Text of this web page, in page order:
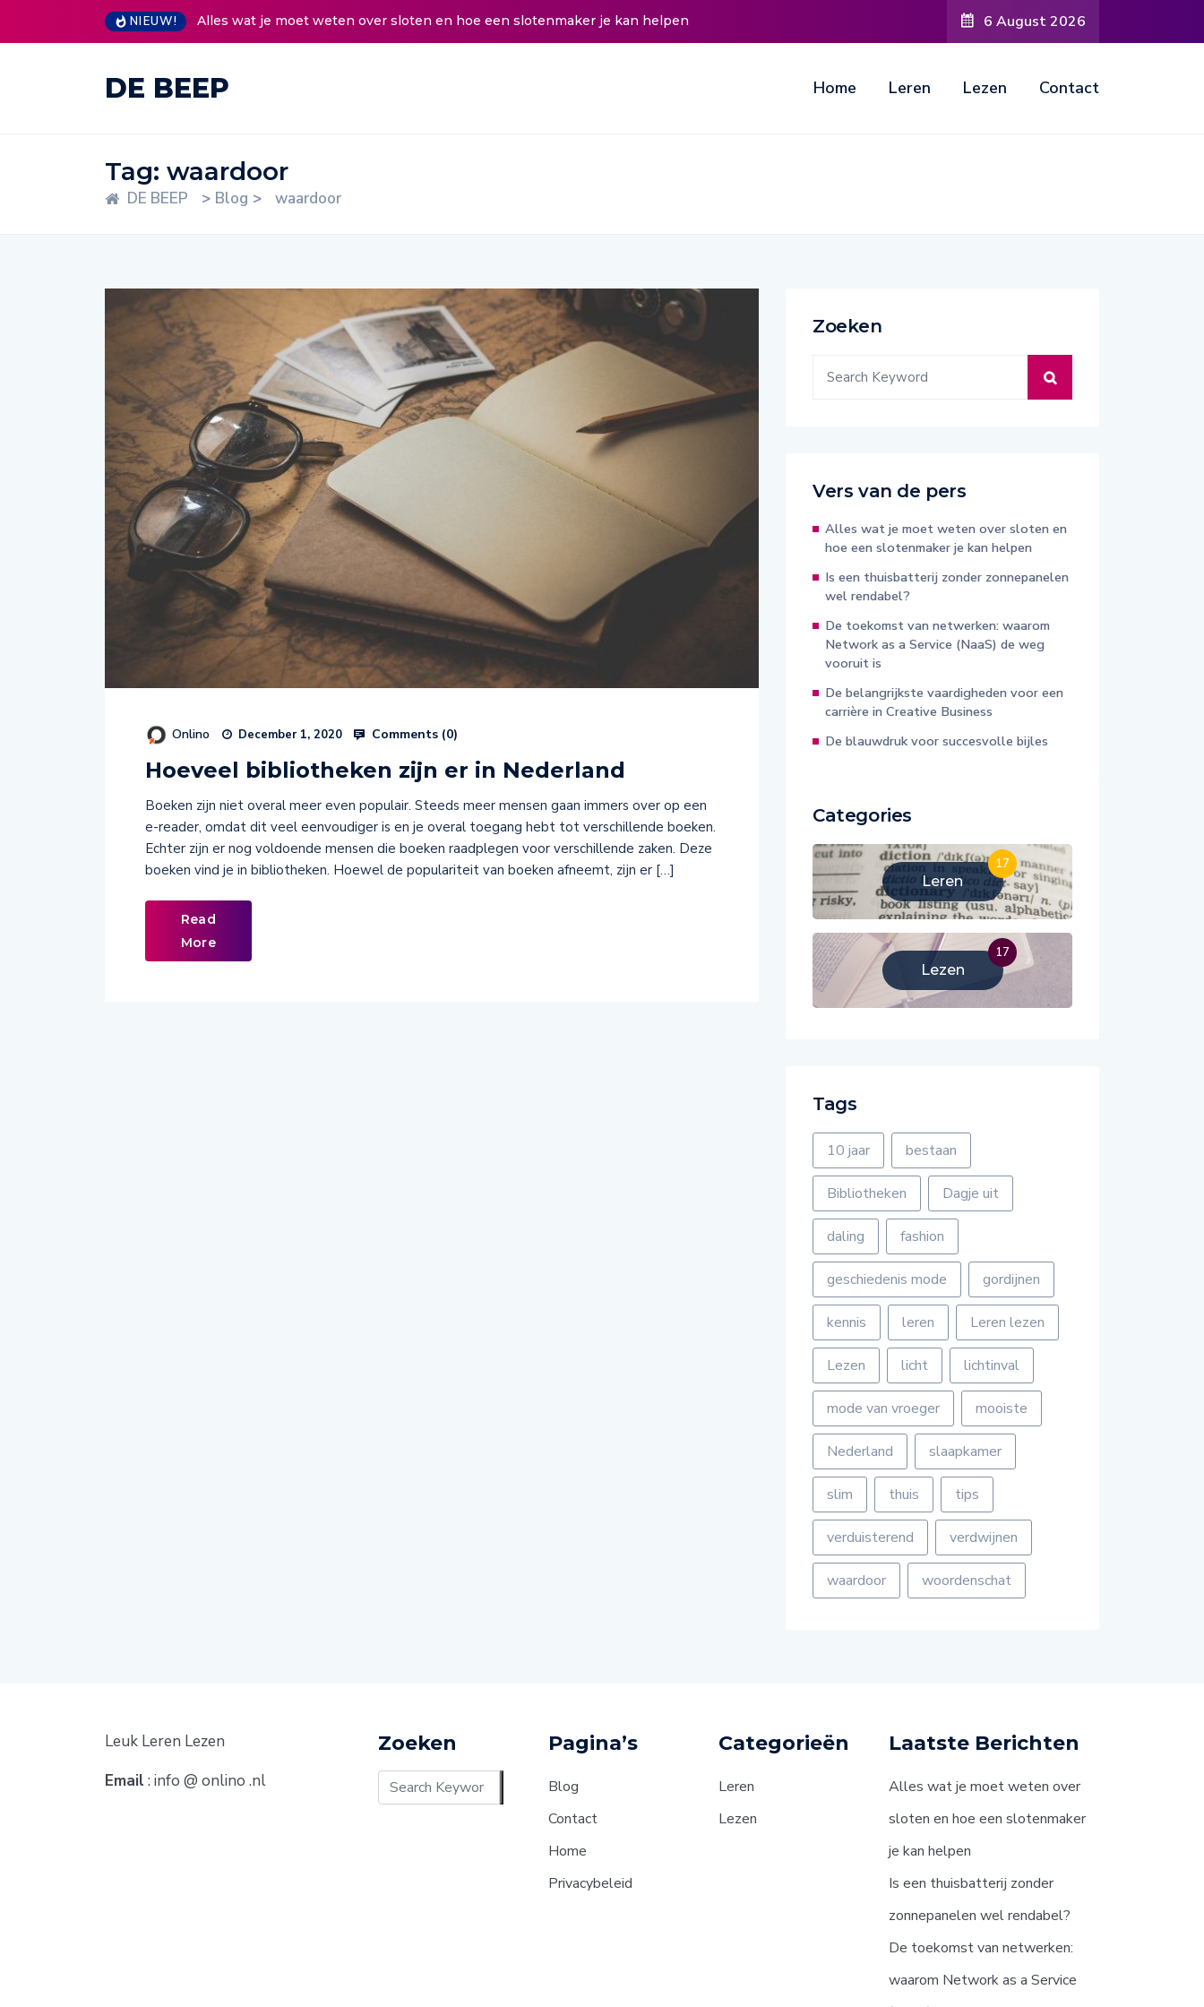
NIEUW!
Alles wat je moet weten over sloten en hoe een slotenmaker je kan helpenIs een thuisbatterij zonder zonnepanelen wel rendabel?6 August 2026
DE BEEP Home Leren Lezen Contact
Tag: waardoor
DE BEEP > Blog > waardoor
Onlino December 1, 2020 Comments (0)
Hoeveel bibliotheken zijn er in Nederland
Boeken zijn niet overal meer even populair. Steeds meer mensen gaan immers over op een
e-reader, omdat dit veel eenvoudiger is en je overal toegang hebt tot verschillende boeken.
Echter zijn er nog voldoende mensen die boeken raadplegen voor verschillende zaken. Deze
boeken vind je in bibliotheken. Hoewel de populariteit van boeken afneemt, zijn er […]
Read
More
Zoeken
Vers van de pers
Alles wat je moet weten over sloten en
hoe een slotenmaker je kan helpen
Is een thuisbatterij zonder zonnepanelen
wel rendabel?
De toekomst van netwerken: waarom
Network as a Service (NaaS) de weg
vooruit is
De belangrijkste vaardigheden voor een
carrière in Creative Business
De blauwdruk voor succesvolle bijles
Categories
Leren
17
Lezen
17
Tags
10 jaar bestaan
Bibliotheken Dagje uit
daling fashion
geschiedenis mode gordijnen
kennis leren Leren lezen
Lezen licht lichtinval
mode van vroeger mooiste
Nederland slaapkamer
slim thuis tips
verduisterend verdwijnen
waardoor woordenschat
Leuk Leren Lezen
Email : info @ onlino .nl
Zoeken Pagina’s
Blog
Contact
Home
Privacybeleid
Categorieën
Leren
Lezen
Laatste Berichten
Alles wat je moet weten over
sloten en hoe een slotenmaker
je kan helpen
Is een thuisbatterij zonder
zonnepanelen wel rendabel?
De toekomst van netwerken:
waarom Network as a Service